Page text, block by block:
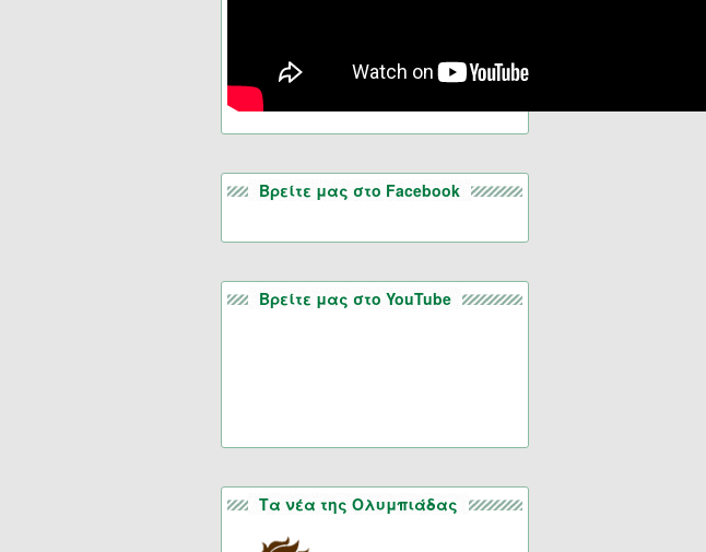
Βρείτε μας στο Facebook
Βρείτε μας στο YouTube
Τα νέα της Ολυμπιάδας